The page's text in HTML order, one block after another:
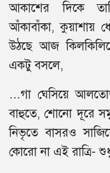
আকাশের দিকে
আঁকাবাঁকা, কুয়াশায়
উঠছে আজ
একটু বসলে,
…গা ঘেসিয়ে
বাহুতে, শোনো দূরে
নিভৃতে বাসরও
কোরো না এই রাত্রি-